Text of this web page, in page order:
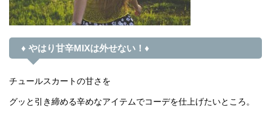
♦ やはり甘辛MIXは外せない！♦
チュールスカートの甘さを
グッと引き締める辛めなアイテムでコーデを仕上げたいところ。